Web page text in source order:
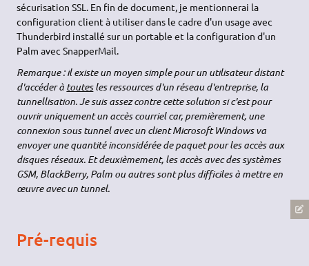
sécurisation SSL. En fin de document, je mentionnerai la
configuration client à utiliser dans le cadre d'un usage avec
Thunderbird installé sur un portable et la configuration d'un
Palm avec SnapperMail.
Remarque : il existe un moyen simple pour un utilisateur distant
d'accéder à toutesles ressources d'un réseau d'entreprise, la
tunnellisation. Je suis assez contre cette solution si c'est pour
ouvrir uniquement un accès courriel car, premièrement, une
connexion sous tunnel avec un client Microsoft Windows va
envoyer une quantité inconsidérée de paquet pour les accès aux
disques réseaux. Et deuxièmement, les accès avec des systèmes
GSM, BlackBerry, Palm ou autres sont plus difficiles à mettre en
œuvre avec un tunnel.
Pré-requis